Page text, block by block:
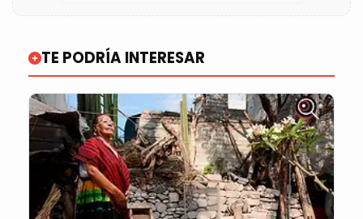
TE PODRÍA INTERESAR